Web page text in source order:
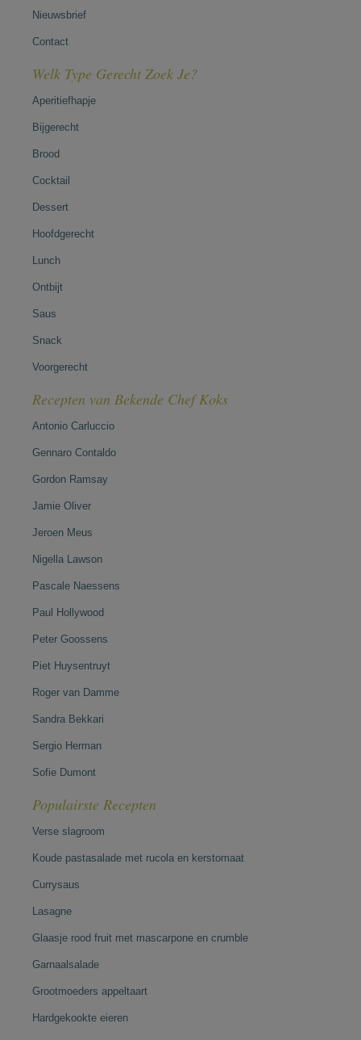
Nieuwsbrief
Contact
Welk Type Gerecht Zoek Je?
Aperitiefhapje
Bijgerecht
Brood
Cocktail
Dessert
Hoofdgerecht
Lunch
Ontbijt
Saus
Snack
Voorgerecht
Recepten van Bekende Chef Koks
Antonio Carluccio
Gennaro Contaldo
Gordon Ramsay
Jamie Oliver
Jeroen Meus
Nigella Lawson
Pascale Naessens
Paul Hollywood
Peter Goossens
Piet Huysentruyt
Roger van Damme
Sandra Bekkari
Sergio Herman
Sofie Dumont
Populairste Recepten
Verse slagroom
Koude pastasalade met rucola en kerstomaat
Currysaus
Lasagne
Glaasje rood fruit met mascarpone en crumble
Garnaalsalade
Grootmoeders appeltaart
Hardgekookte eieren